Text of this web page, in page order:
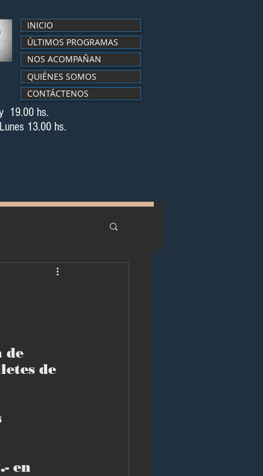
19.00 hs.
13.00 hs.
INICIO
ÚLTIMOS PROGRAMAS
NOS ACOMPAÑAN
QUIÉNES SOMOS
CONTÁCTENOS
de
de
en